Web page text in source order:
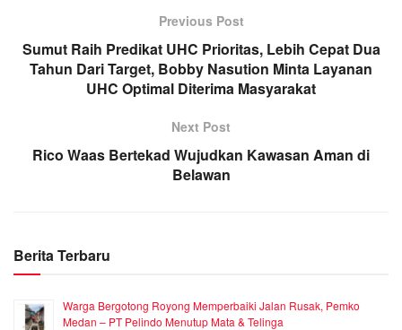
Previous Post
Sumut Raih Predikat UHC Prioritas, Lebih Cepat Dua
Tahun Dari Target, Bobby Nasution Minta Layanan
UHC Optimal Diterima Masyarakat
Next Post
Rico Waas Bertekad Wujudkan Kawasan Aman di
Belawan
Berita Terbaru
Warga Bergotong Royong Memperbaiki Jalan Rusak, Pemko
Medan – PT Pelindo Menutup Mata & Telinga